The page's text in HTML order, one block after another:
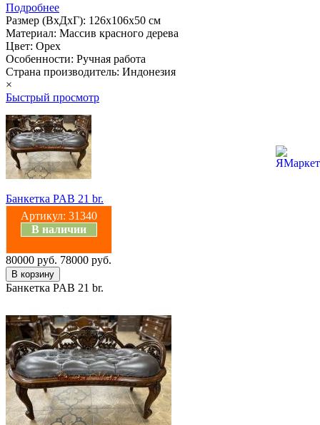
Подробнее
Размер (ВхДхГ): 126х106х50 см
Материал: Массив красного дерева
Цвет: Орех
Особенности: Ручная работа
Страна производитель: Индонезия
×
Быстрый просмотр
Банкетка PAB 21 br.
Артикул: 31340
В наличии
80000 руб. 78000 руб.
Банкетка PAB 21 br.